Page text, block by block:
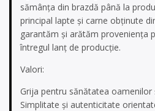
sămânţa din brazdă până la
principal lapte şi carne obţinute
garantăm şi arătăm provenienţa
întregul lanţ de producţie.
Valori:
Grija pentru sănătatea oamenilor
Simplitate şi autenticitate